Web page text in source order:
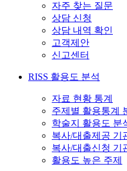
자주 찾는 질문
상담 신청
상담 내역 확인
고객제안
신고센터
RISS 활용도 분석
자료 현황 통계
주제별 활용통계
학술지 활용도 분
복사/대출제공 기
복사/대출신청 기
활용도 높은 주제